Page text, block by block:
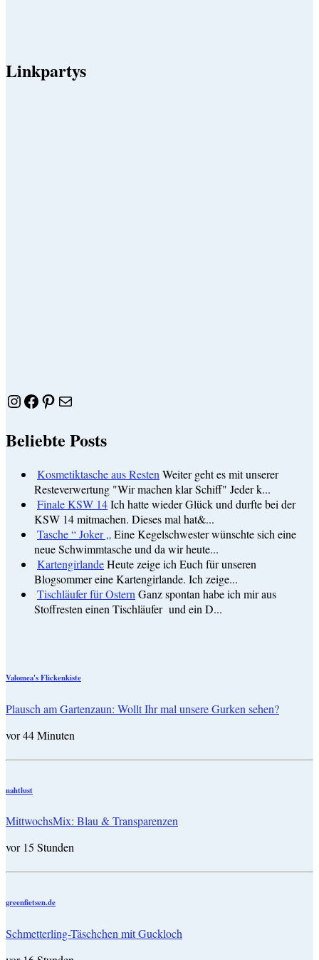
Linkpartys
Instagram
Facebook
Pinterest
E-Mail
Beliebte Posts
Kosmetiktasche aus Resten Weiter geht es mit unserer
Resteverwertung "Wir machen klar Schiff" Jeder k...
Finale KSW 14Ich hatte wieder Glück und durfte bei der
KSW 14 mitmachen. Dieses mal hat&...
Tasche “ Joker „ Eine Kegelschwester wünschte sich eine
neue Schwimmtasche und da wir heute...
KartengirlandeHeute zeige ich Euch für unseren
Blogsommer eine Kartengirlande. Ich zeige...
Tischläufer für Ostern Ganz spontan habe ich mir aus
Stoffresten einen Tischläufer und ein D...
Valomea's Flickenkiste
Plausch am Gartenzaun: Wollt Ihr mal unsere Gurken sehen?
vor 44 Minuten
nahtlust
MittwochsMix: Blau & Transparenzen
vor 15 Stunden
greenfietsen.de
Schmetterling-Täschchen mit Guckloch